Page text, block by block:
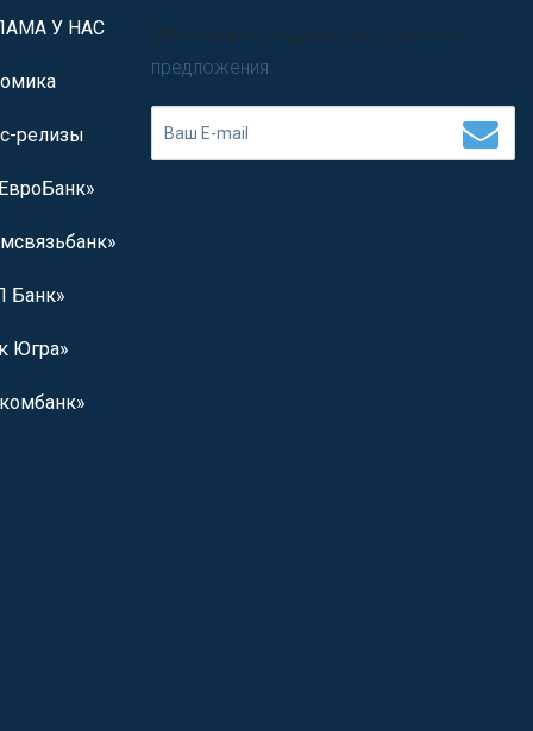
У НАС
релизы
Банк»
Югра»
П
олучить последние обновления и
предложения.